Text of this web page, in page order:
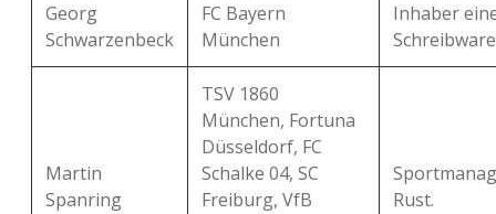
Georg
Schwarzenbeck
FC Bayern
München
Inhaber
Martin
Spanring
TSV 1860
München, Fortuna
Düsseldorf, FC
Schalke 04, SC
Freiburg, VfB
Rust.